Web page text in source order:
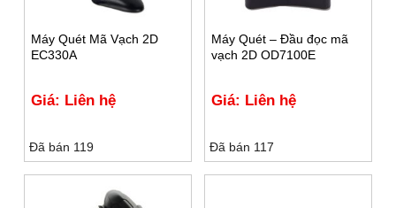
Máy Quét Mã Vạch 2D
EC330A
Giá: Liên hệ
Đã bán 119
Máy Quét – Đầu đọc mã
vạch 2D OD7100E
Giá: Liên hệ
Đã bán 117